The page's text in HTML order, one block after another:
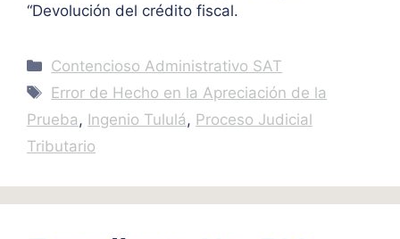
“Devolución del crédito fiscal.
Categories
Contencioso Administrativo SAT
Tags
Error de Hecho en la Apreciación de la
Prueba, Ingenio Tululá, Proceso Judicial
Tributario